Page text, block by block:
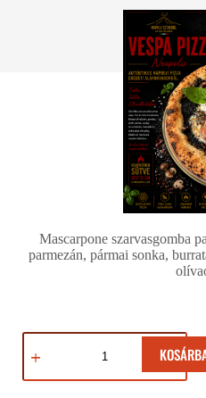
Mascarpone szarvasgomba
parmezán, pármai sonka,